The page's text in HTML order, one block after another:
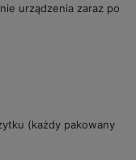
urządzenia zaraz po
(każdy pakowany